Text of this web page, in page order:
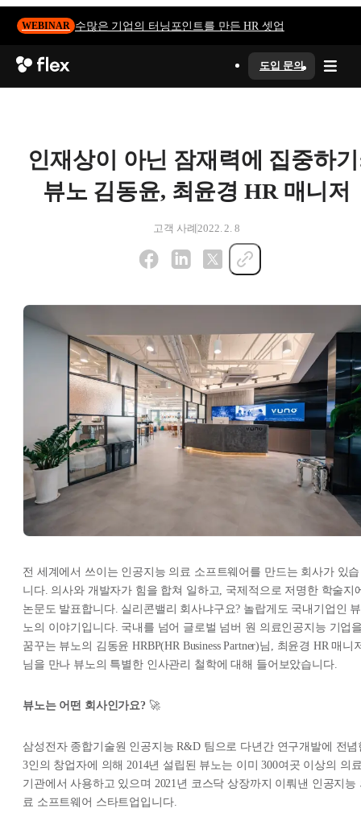
WEBINAR 수많은 기업의 터닝포인트를 만든 HR 셋업
도입 문의
인재상이 아닌 잠재력에 집중하
뷰노 김동윤, 최윤경 HR 매니저
고객 사례 2022. 2. 8
전 세계에서 쓰이는 인공지능 의료 소프트웨어를 만드는 회사가 있습
니다. 의사와 개발자가 힘을 합쳐 일하고, 국제적으로 저명한 학술지
논문도 발표합니다. 실리콘밸리 회사냐구요? 놀랍게도 국내기업인 뷰
노의 이야기입니다. 국내를 넘어 글로벌 넘버 원 의료인공지능 기업
꿈꾸는 뷰노의 김동윤 HRBP(HR Business Partner)님, 최윤경 HR 매니
님을 만나 뷰노의 특별한 인사관리 철학에 대해 들어보았습니다.
뷰노는 어떤 회사인가요? 🚀
삼성전자 종합기술원 인공지능 R&D 팀으로 다년간 연구개발에 전념
3인의 창업자에 의해 2014년 설립된 뷰노는 이미 300여곳 이상의 의
기관에서 사용하고 있으며 2021년 코스닥 상장까지 이뤄낸 인공지능
료 소프트웨어 스타트업입니다.